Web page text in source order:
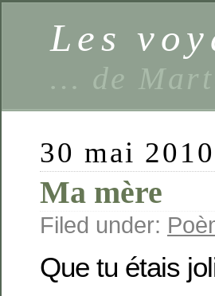
Les
… de
30 mai 2010
Ma mère
Filed under:
Que tu étais